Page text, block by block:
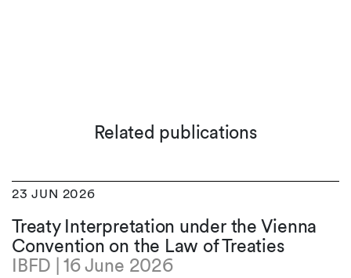
Related publications
23 JUN 2026
Treaty Interpretation under the Vienna
Convention on the Law of Treaties
IBFD | 16 June 2026